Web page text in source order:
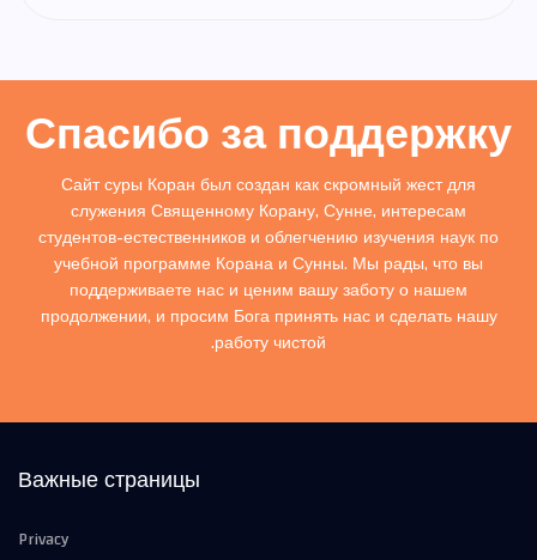
Спасибо за поддержку
Сайт суры Коран был создан как скромный жест для
служения Священному Корану, Сунне, интересам
студентов-естественников и облегчению изучения наук по
учебной программе Корана и Сунны. Мы рады, что вы
поддерживаете нас и ценим вашу заботу о нашем
продолжении, и просим Бога принять нас и сделать нашу
работу чистой.
Важные страницы
Privacy